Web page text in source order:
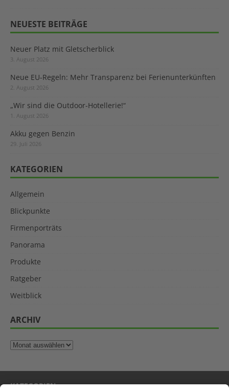
NEUESTE BEITRÄGE
Neuer Platz mit Gletscherblick
3. August 2026
Neue EU-Regeln: Mehr Transparenz bei Ferienunterkünften
2. August 2026
„Wir sind die Outdoor-Hotellerie!“
1. August 2026
Akku gegen Benzin
29. Juli 2026
KATEGORIEN
Allgemein
Blickpunkte
Firmenporträts
Panorama
Produkte
Ratgeber
Weitblick
ARCHIV
KATEGORIEN